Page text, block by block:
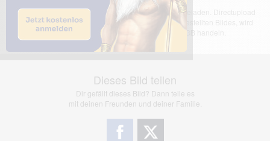
Das dargestellte Bild wurde von einem Nutzer hochgeladen. Directupload
übernimmt keinerlei Haftung für den Inhalt des dargestellten Bildes, wird
jedoch bei Verstößen nach §2(3) unserer AGB handeln.
Dieses Bild teilen
Dir gefällt dieses Bild? Dann teile es
mit deinen Freunden und deiner Familie.